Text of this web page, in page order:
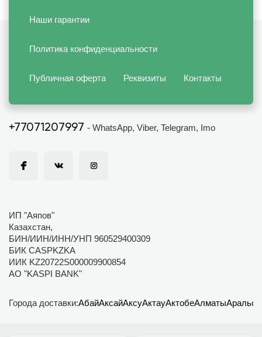
Наши гарантии
Политика конфиденциальности
Публичная оферта Реквизиты Контакты
+77071207997 - WhatsApp, Viber, Telegram, Imo
ИП "Аяпов"
Казахстан,
БИН/ИИН/ИНН/УНП 960529400309
БИК CASPKZKA
ИИК KZ20722S000009900854
АО "KASPI BANK"
Города доставки:АбайАксайАксуАктауАктобеАлматыАральск